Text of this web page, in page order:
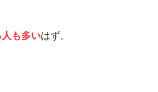
も多いはず。